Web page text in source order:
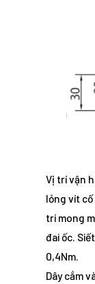
Vị trí vận
lỏng vít
trí mong
đai ốc.
0,4Nm.
Dây cắm